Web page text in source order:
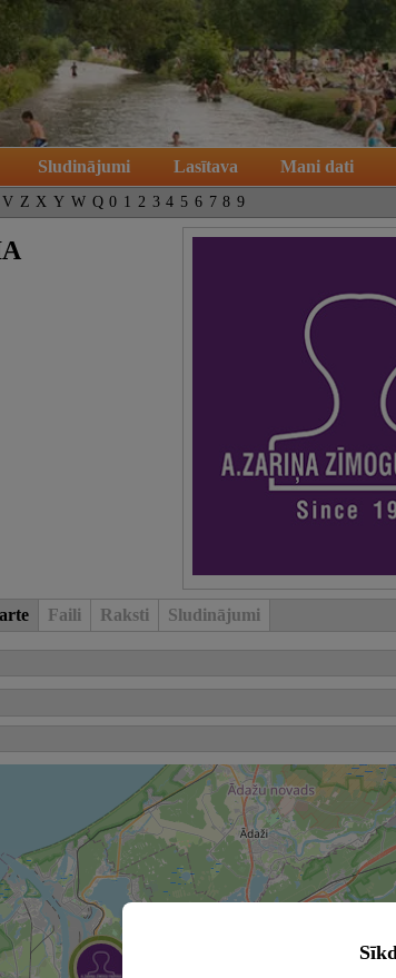
Sludinājumi Lasītava Mani dati
V Z X Y W Q 0 1 2 3 4 5 6 7 8 9
Faili Raksti Sludinājumi